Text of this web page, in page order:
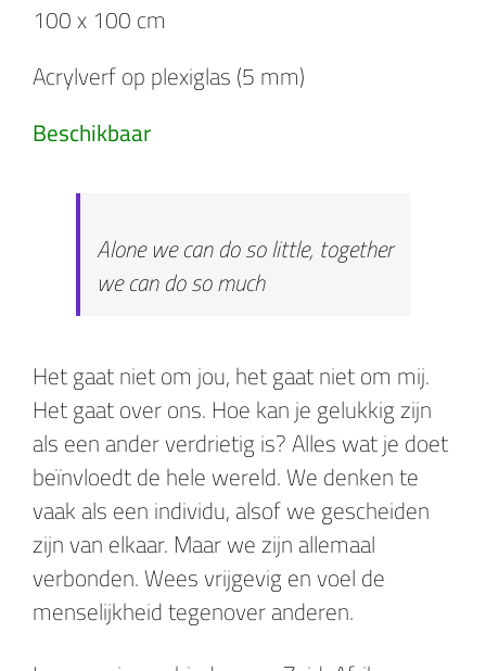
100 x 100 cm
Acrylverf op plexiglas (5 mm)
Beschikbaar
Alone we can do so little, together
we can do so much
Het gaat niet om jou, het gaat niet om mij.
Het gaat over ons. Hoe kan je gelukkig zijn
als een ander verdrietig is? Alles wat je doet
beïnvloedt de hele wereld. We denken te
vaak als een individu, alsof we gescheiden
zijn van elkaar. Maar we zijn allemaal
verbonden. Wees vrijgevig en voel de
menselijkheid tegenover anderen.